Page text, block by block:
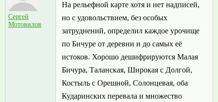
Сергей
Мотовилов
На рельефной карте хотя и нет надписей,
но с удовольствием, без особых
затруднений, определил каждое урочище
по Бичуре от деревни и до самых её
истоков. Хорошо дешифрируются Малая
Бичура, Таланская, Широкая с Долгой,
Костыль с Орешной, Солонцевая, оба
Кударинских перевала и множество